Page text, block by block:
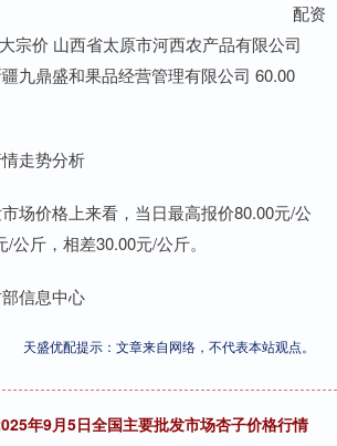
配资
宗价 山西省太原市河西农产品有限公司
九鼎盛和果品经营管理有限公司 60.00
走势分析
场价格上来看，当日最高报价80.00元/公
公斤，相差30.00元/公斤。
信息中心
天盛优配提示：文章来自网络，不代表本站观点。
年9月5日全国主要批发市场杏子价格行情